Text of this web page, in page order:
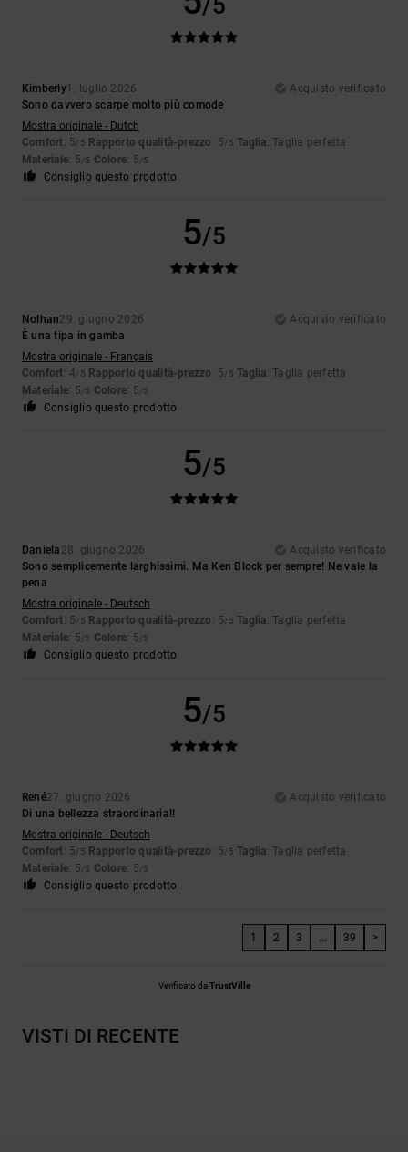
Kimberly1. luglio 2026
Acquisto verificato
Sono davvero scarpe molto più comode
Mostra originale - Dutch
Comfort: 5/5 Rapporto qualità-prezzo : 5/5 Taglia: Taglia perfetta
Materiale: 5/5 Colore: 5/5
Consiglio questo prodotto
5/5
Nolhan29. giugno 2026
Acquisto verificato
È una tipa in gamba
Mostra originale - Français
Comfort: 4/5 Rapporto qualità-prezzo : 5/5 Taglia: Taglia perfetta
Materiale: 5/5 Colore: 5/5
Consiglio questo prodotto
5/5
Daniela 28. giugno 2026
Acquisto verificato
Sono semplicemente larghissimi. Ma Ken Block per sempre! Ne vale la
pena
Mostra originale - Deutsch
Comfort: 5/5 Rapporto qualità-prezzo : 5/5 Taglia: Taglia perfetta
Materiale: 5/5 Colore: 5/5
Consiglio questo prodotto
5/5
René27. giugno 2026
Acquisto verificato
Di una bellezza straordinaria!!
Mostra originale - Deutsch
Comfort: 5/5 Rapporto qualità-prezzo : 5/5 Taglia: Taglia perfetta
Materiale: 5/5 Colore: 5/5
Consiglio questo prodotto
1 2 3 39 >
Verificato daTrustVille
VISTI DI RECENTE